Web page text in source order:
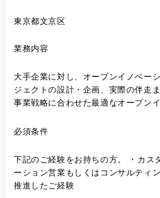
東京都文京区
業務内容
大手企業に対し、オープンイノベー
ジェクトの設計・企画、実際の伴走
事業戦略に合わせた最適なオープン
ゼロイチの事業創出までの伴走支援
必須条件
下記のご経験をお持ちの方。 ・カス
ーション営業もしくはコンサルティ
推進したご経験